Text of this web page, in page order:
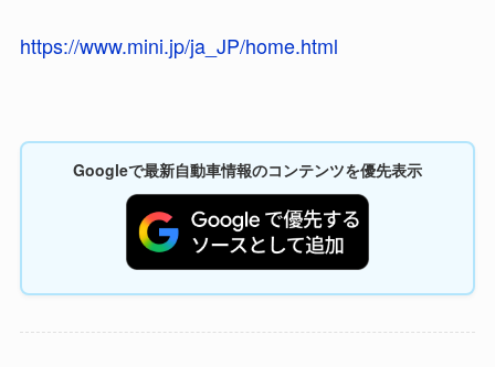
https://www.mini.jp/ja_JP/home.html
Googleで最新自動車情報のコンテンツを優先表示